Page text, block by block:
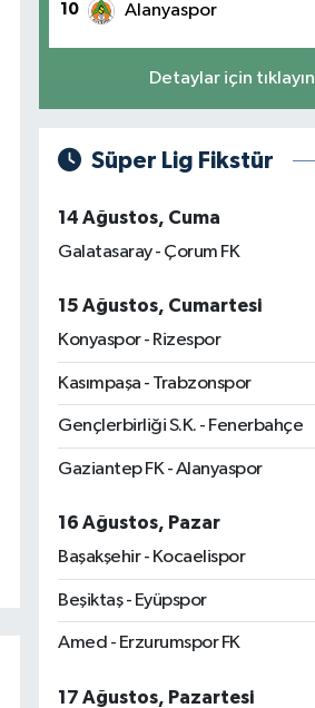
10 Alanyaspor
Detaylar için tıklayın
Süper Lig Fikstür
14 Ağustos, Cuma
Galatasaray - Çorum FK
15 Ağustos, Cumartesi
Konyaspor - Rizespor
Kasımpaşa - Trabzonspor
Gençlerbirliği S.K. - Fenerbahçe
Gaziantep FK - Alanyaspor
16 Ağustos, Pazar
Başakşehir - Kocaelispor
Beşiktaş - Eyüpspor
Amed - Erzurumspor FK
17 Ağustos, Pazartesi